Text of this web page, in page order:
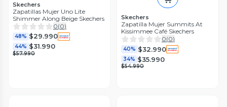
Skechers
Zapatillas Mujer Uno Lite
Shimmer Along Beige Skechers
0(0)
48% $29.990
44% $31.990
$57.990
Skechers
Zapatilla Mujer Summits At
Kissimmee Café Skechers
0(0)
40% $32.990
34% $35.990
$54.990